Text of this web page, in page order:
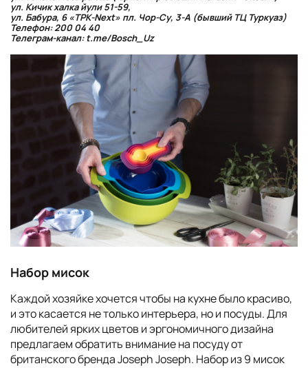
ул. Кичик халка йули 51-59,
ул. Бабура, 6 «ТРК-Next» пл. Чор-Су, 3-А (бывший ТЦ Туркуаз)
Телефон: 200 04 40
Телеграм-канал: t.me/Bosch_Uz
Набор мисок
Каждой хозяйке хочется чтобы на кухне было красиво,
и это касается не только интерьера, но и посуды. Для
любителей ярких цветов и эргономичного дизайна
предлагаем обратить внимание на посуду от
британского бренда Joseph Joseph. Набор из 9 мисок